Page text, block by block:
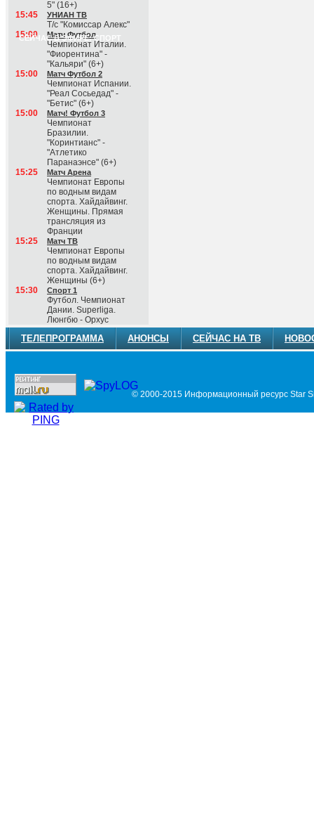
5" (16+)
15:45
УНИАН ТВ
Т/с "Комиссар Алекс"
СЕЙЧАС В ЭФИРЕ: СПОРТ
15:00 Матч Футбол
Чемпионат Италии.
"Фиорентина" -
"Кальяри" (6+)
15:00
Матч Футбол 2
Чемпионат Испании.
"Реал Сосьедад" -
"Бетис" (6+)
15:00
Матч! Футбол 3
Чемпионат
Бразилии.
"Коринтианс" -
"Атлетико
Паранаэнсе" (6+)
15:25
Матч Арена
Чемпионат Европы
по водным видам
спорта. Хайдайвинг.
Женщины. Прямая
трансляция из
Франции
15:25
Матч ТВ
Чемпионат Европы
по водным видам
спорта. Хайдайвинг.
Женщины (6+)
15:30
Спорт 1
Футбол. Чемпионат
Дании. Superliga.
Люнгбю - Орхус
ТЕЛЕПРОГРАММА АНОНСЫ СЕЙЧАС НА ТВ
© 2000-2015 Информационный ресурс Star